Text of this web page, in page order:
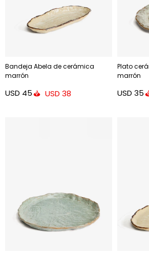
Bandeja Abela de cerámica
marrón
USD 45 USD 38
Plato
marrón
USD 35